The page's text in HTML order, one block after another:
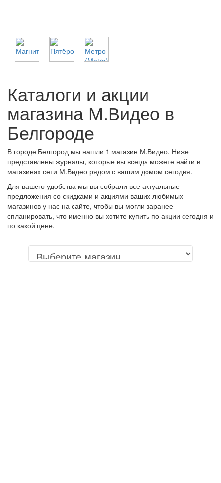
Каталоги и акции
магазина М.Видео в
Белгороде
В городе Белгород мы нашли 1 магазин М.Видео. Ниже
представлены журналы, которые вы всегда можете найти в
магазинах сети М.Видео рядом с вашим домом сегодня.
Для вашего удобства мы вы собрали все актуальные
предложения со скидками и акциями ваших любимых
магазинов у нас на сайте, чтобы вы могли заранее
спланировать, что именно вы хотите купить по акции сегодня и
по какой цене.